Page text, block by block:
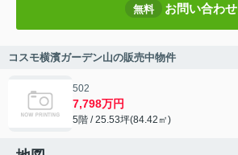
無料 お問い合わせ
コスモ横濱ガーデン山の販売中物件
502
7,798万円
5階 / 25.53坪(84.42㎡)